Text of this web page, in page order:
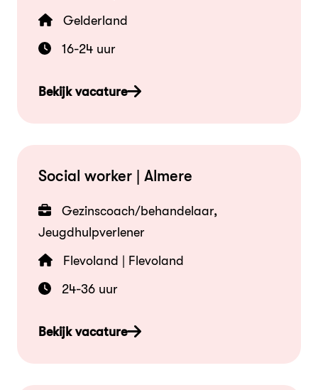
Gelderland
16-24 uur
Bekijk vacature
Social worker | Almere
Gezinscoach/behandelaar,
Jeugdhulpverlener
Flevoland | Flevoland
24-36 uur
Bekijk vacature